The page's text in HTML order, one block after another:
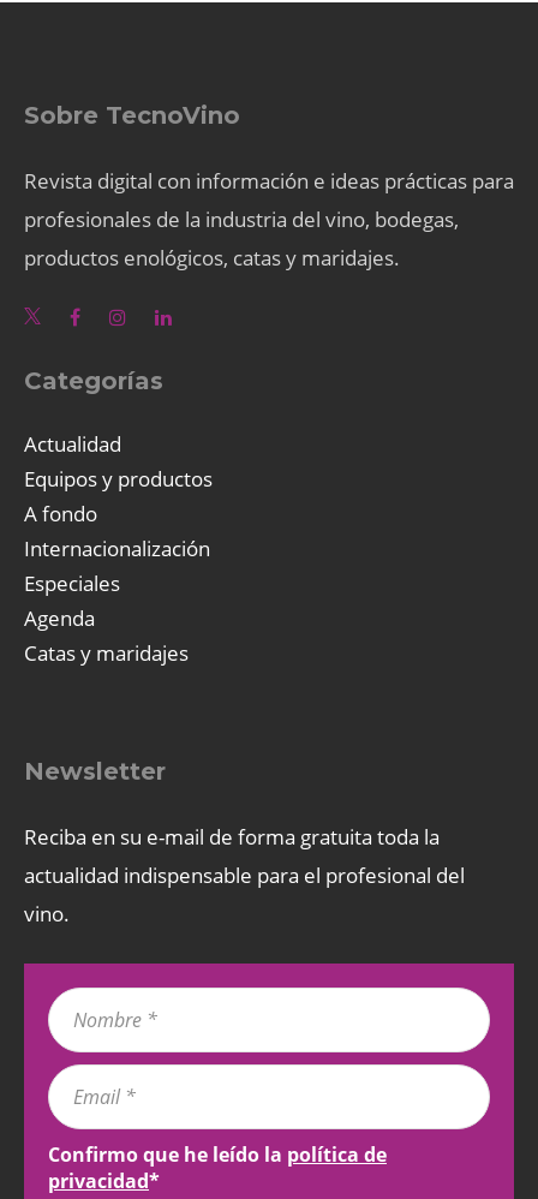
Sobre TecnoVino
Revista digital con información e ideas prácticas para
profesionales de la industria del vino, bodegas,
productos enológicos, catas y maridajes.
Categorías
Actualidad
Equipos y productos
A fondo
Internacionalización
Especiales
Agenda
Catas y maridajes
Newsletter
Reciba en su e-mail de forma gratuita toda la
actualidad indispensable para el profesional del
vino.
Confirmo que he leído la política de
privacidad*